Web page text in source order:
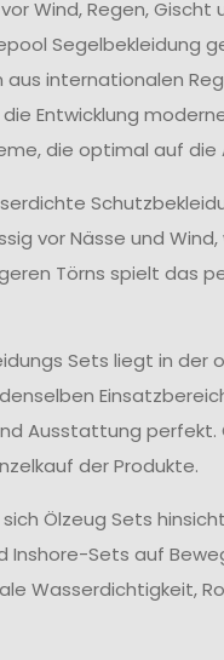
Wind, Regen, Gischt
Segelbekleidung
aus internationalen
Entwicklung
die optimal auf
vor Nässe und
Törns spielt das
Sets liegt in
Ausstattung perfekt.
der Produkte.
Ölzeug Sets
Inshore-Sets auf
Wasserdichtigkeit,